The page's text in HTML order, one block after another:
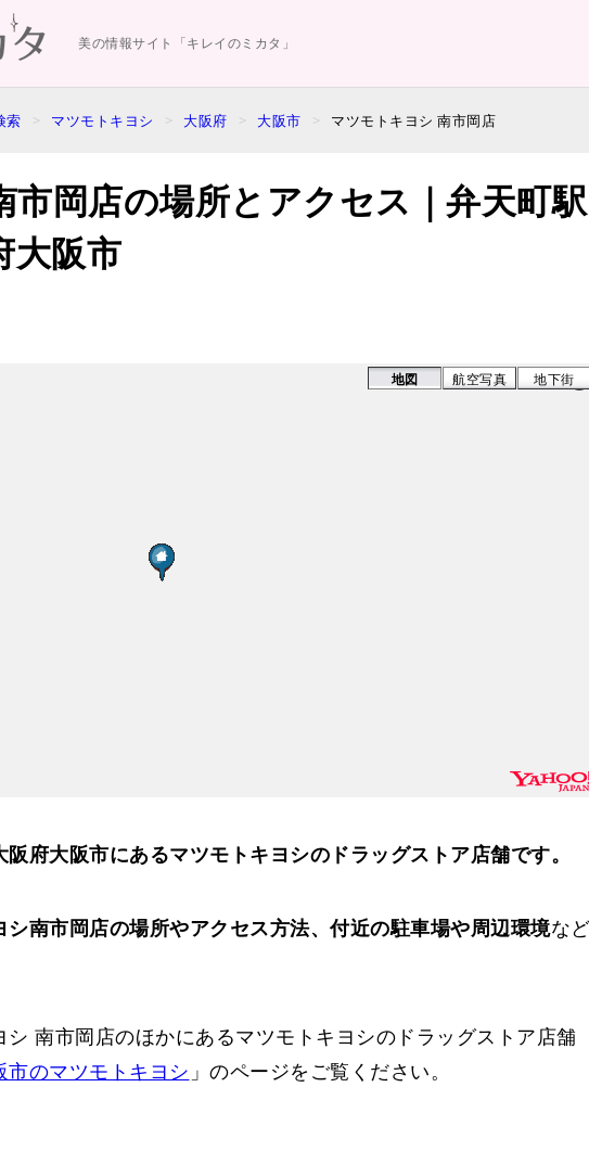
美の情報サイト「キレイのミカタ」
索 マツモトキヨシ 大阪府 大阪市 マツモトキヨシ 南市岡店
市岡店の場所とアクセス｜弁天町駅
大阪市
地図 航空写真 地下街
府大阪市にあるマツモトキヨシのドラッグストア店舗です。
シ南市岡店の場所やアクセス方法、付近の駐車場や周辺環境など
南市岡店のほかにあるマツモトキヨシのドラッグストア店舗
市のマツモトキヨシ 」のページをご覧ください。
南市岡